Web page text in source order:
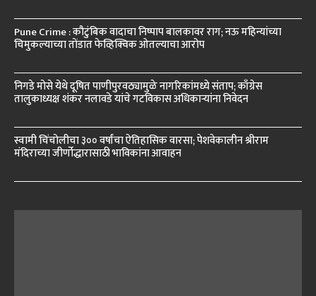
Pune Crime : कौटुंबिक वादाचा निष्पाप बालकावर राग; नऊ महिन्यांच्या
चिमुकल्याच्या तोंडात फेव्हिक्विक ओतल्याचा आरोप
निगडे मोसे येथे दूषित पाणीपुरवठ्यामुळे नागरिकांमध्ये संताप; काँग्रेस
तालुकाध्यक्ष शंकर नलावडे यांचे गटविकास अधिकाऱ्यांना निवेदन
स्वामी चिंचोलीचा ३०० वर्षांचा ऐतिहासिक वारसा; पेशवेकालीन श्रीराम
मंदिराच्या जीर्णोद्धारासाठी भाविकांना आवाहन